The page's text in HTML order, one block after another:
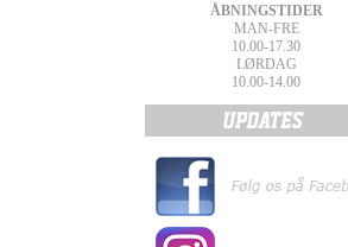
ÅBNINGSTIDER
MAN-FRE
10.00-17.30
LØRDAG
10.00-14.00